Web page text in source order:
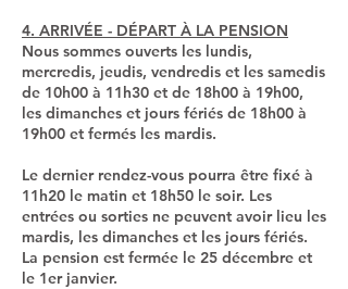
4. ARRIVÉE - DÉPART À LA PENSION
Nous sommes ouverts les lundis,
mercredis, jeudis, vendredis et les samedis
de 10h00 à 11h30 et de 18h00 à 19h00,
les dimanches et jours fériés de 18h00 à
19h00 et fermés les mardis.
Le dernier rendez-vous pourra être fixé à
11h20 le matin et 18h50 le soir. Les
entrées ou sorties ne peuvent avoir lieu les
mardis, les dimanches et les jours fériés.
La pension est fermée le 25 décembre et
le 1er janvier.